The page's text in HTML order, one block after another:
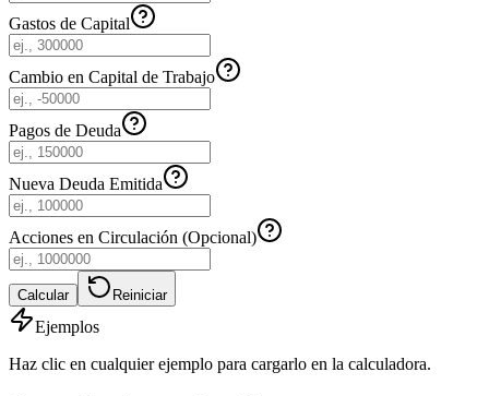
Gastos de Capital
Cambio en Capital de Trabajo
Pagos de Deuda
Nueva Deuda Emitida
Acciones en Circulación (Opcional)
Calcular Reiniciar
Ejemplos
Haz clic en cualquier ejemplo para cargarlo en la calculadora.